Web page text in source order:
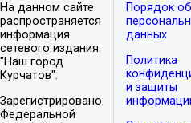
На данном сайте
распространяется
информация
сетевого издания
"Наш город
Курчатов".
Зарегистрировано
Федеральной
Порядок
данных
Политика
и защиты